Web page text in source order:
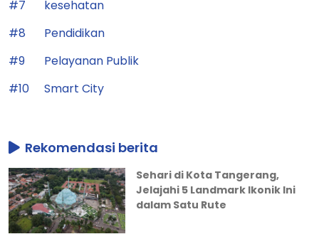
#7
kesehatan
#8
Pendidikan
#9
Pelayanan Publik
#10
Smart City
Rekomendasi berita
Sehari di Kota Tangerang,
Jelajahi 5 Landmark Ikonik Ini
dalam Satu Rute